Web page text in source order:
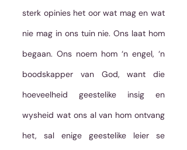
sterk opinies het oor wat mag en wat
nie mag in ons tuin nie. Ons laat hom
begaan. Ons noem hom ‘n engel, ‘n
boodskapper van God, want die
hoeveelheid geestelike insig en
wysheid wat ons al van hom ontvang
het, sal enige geestelike leier se